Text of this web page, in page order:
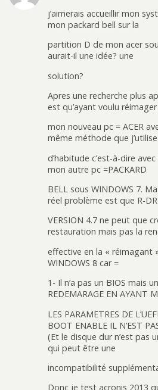
j’aimerais accueillir mon
mon packard bell sur la
partition D de mon acer
aurait-il une idée? une
solution?
Apres une recherche plus
est qu’ayant voulu réimager
mon nouveau pc = ACER
même méthode que j’utilise
d’habitude c’est-à-dire
mon autre pc =PACKARD
BELL sous WINDOWS 7.
réel problème est que R-
VERSION 4.7 ne peut que
restauration mais pas la
effective en la « réimagant
WINDOWS 8 car =
1- Il n’a pas un BIOS mais
REDEMARAGE EN AYANT
LES PARAMETRES DE
BOOT ENABLE IL N’EST
(Et le disque dur n’est pas
qui peut être une
incompatibilité
Donc je test acronis 2013